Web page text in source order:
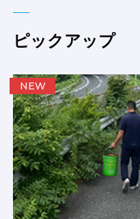
ピックアップ
NEW